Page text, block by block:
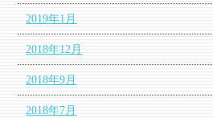
2019年1月
2018年12月
2018年9月
2018年7月